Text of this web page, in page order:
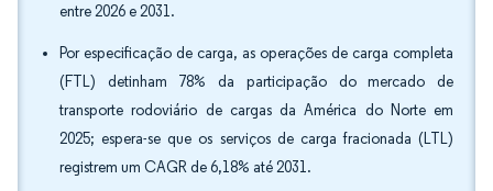
entre 2026 e 2031.
Por especificação de carga, as operações de carga completa
(FTL) detinham 78% da participação do mercado de
transporte rodoviário de cargas da América do Norte em
2025; espera-se que os serviços de carga fracionada (LTL)
registrem um CAGR de 6,18% até 2031.